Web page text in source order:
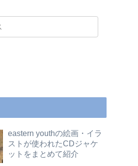
eastern youthの絵画・イラ
ストが使われたCDジャケ
ットをまとめて紹介